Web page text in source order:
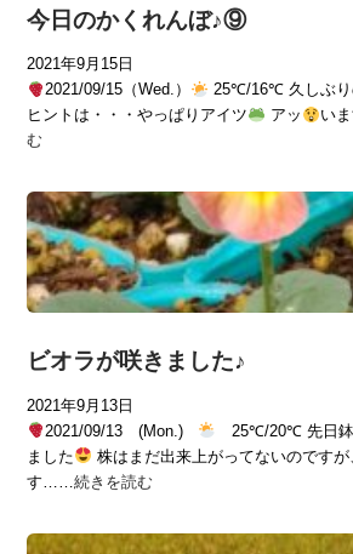
今日のかくれんぼ♪⑨
2021年9月15日
2021/09/15（Wed.）
25℃/16℃ 久しぶり
ヒントは・・・やっぱりアイツ
アッ い
む
ビオラが咲きました♪
2021年9月13日
2021/09/13 (Mon.)
25℃/20℃ 先日鉢
ました
株はまだ出来上がってないのですが
す……続きを読む